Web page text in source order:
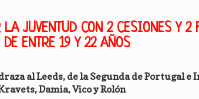
JUVENTUD CON 2 CESIONES Y 2
DE ENTRE 19 Y 22 AÑOS
al Leeds, de la Segunda de Portugal
Damia, Vico y Rolón